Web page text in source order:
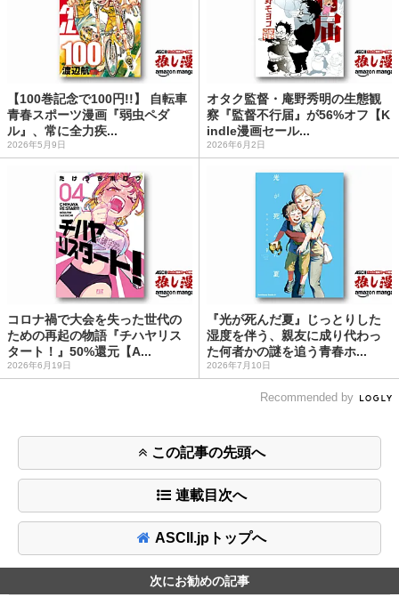
【100巻記念で100円!!】 自転車
青春スポーツ漫画『弱虫ペダ
ル』、常に全力疾...
2026年5月9日
オタク監督・庵野秀明の生態観
察『監督不行届』が56%オフ【K
indle漫画セール...
2026年6月2日
コロナ禍で大会を失った世代の
ための再起の物語『チハヤリス
タート！』50%還元【A...
2026年6月19日
『光が死んだ夏』じっとりした
湿度を伴う、親友に成り代わっ
た何者かの謎を追う青春ホ...
2026年7月10日
Recommended by
この記事の先頭へ
連載目次へ
ASCII.jpトップへ
次にお勧めの記事